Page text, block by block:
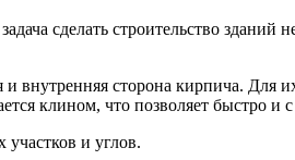
сделать строительство
внутренняя сторона кирпича.
клином, что позволяет быстро
и углов.